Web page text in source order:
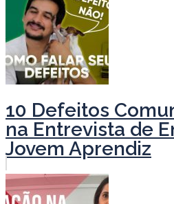
10 Defeitos
na Entrevista de
Jovem Aprendiz